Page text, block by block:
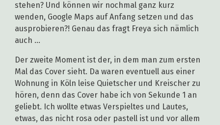
stehen? Und können wir nochmal ganz kurz
wenden, Google Maps auf Anfang setzen und das
ausprobieren?! Genau das fragt Freya sich nämlich
auch …
Der zweite Moment ist der, in dem man zum ersten
Mal das Cover sieht. Da waren eventuell aus einer
Wohnung in Köln leise Quietscher und Kreischer zu
hören, denn das Cover habe ich von Sekunde 1 an
geliebt. Ich wollte etwas Verspieltes und Lautes,
etwas, das nicht rosa oder pastell ist und vor allem